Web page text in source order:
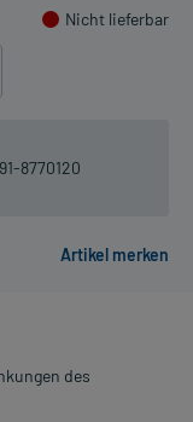
Nicht lieferbar
8770120
des